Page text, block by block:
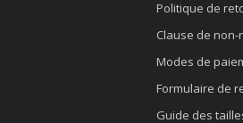
Politique de
Clause de
Modes de
Formulaire de
Guide des